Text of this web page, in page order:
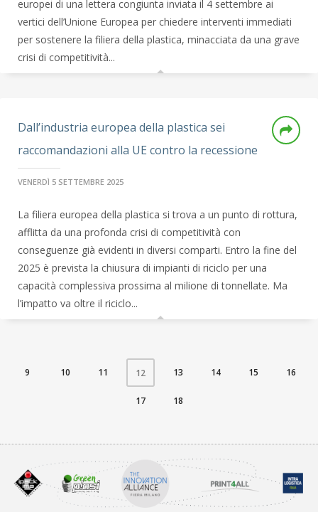
europei di una lettera congiunta inviata il 4 settembre ai
vertici dell’Unione Europea per chiedere interventi immediati
per sostenere la filiera della plastica, minacciata da una grave
crisi di competitività...
Dall’industria europea della plastica sei
raccomandazioni alla UE contro la recessione
VENERDÌ 5 SETTEMBRE 2025
La filiera europea della plastica si trova a un punto di rottura,
afflitta da una profonda crisi di competitività con
conseguenze già evidenti in diversi comparti. Entro la fine del
2025 è prevista la chiusura di impianti di riciclo per una
capacità complessiva prossima al milione di tonnellate. Ma
l’impatto va oltre il riciclo...
9 10 11 12 13 14 15 16
17 18